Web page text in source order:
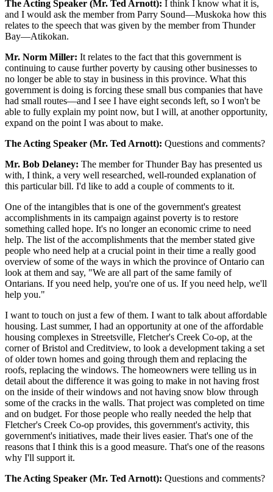
The Acting Speaker (Mr. Ted Arnott): I think I know what it is,
and I would ask the member from Parry Sound—Muskoka how this
relates to the speech that was given by the member from Thunder
Bay—Atikokan.
Mr. Norm Miller: It relates to the fact that this government is
continuing to cause further poverty by causing other businesses to
no longer be able to stay in business in this province. What this
government is doing is forcing these small bus companies that have
had small routes—and I see I have eight seconds left, so I won't be
able to fully explain my point now, but I will, at another opportunity,
expand on the point I was about to make.
The Acting Speaker (Mr. Ted Arnott): Questions and comments?
Mr. Bob Delaney: The member for Thunder Bay has presented us
with, I think, a very well researched, well-rounded explanation of
this particular bill. I'd like to add a couple of comments to it.
One of the intangibles that is one of the government's greatest
accomplishments in its campaign against poverty is to restore
something called hope. It's no longer an economic crime to need
help. The list of the accomplishments that the member stated give
people who need help at a crucial point in their time a really good
overview of some of the ways in which the province of Ontario can
look at them and say, "We are all part of the same family of
Ontarians. If you need help, you're one of us. If you need help, we'll
help you."
I want to touch on just a few of them. I want to talk about affordable
housing. Last summer, I had an opportunity at one of the affordable
housing complexes in Streetsville, Fletcher's Creek Co-op, at the
corner of Bristol and Creditview, to look a development taking a set
of older town homes and going through them and replacing the
roofs, replacing the windows. The homeowners were telling us in
detail about the difference it was going to make in not having frost
on the inside of their windows and not having snow blow through
some of the cracks in the walls. That project was completed on time
and on budget. For those people who really needed the help that
Fletcher's Creek Co-op provides, this government's activity, this
government's initiatives, made their lives easier. That's one of the
reasons that I think this is a good measure. That's one of the reasons
why I'll support it.
The Acting Speaker (Mr. Ted Arnott): Questions and comments?